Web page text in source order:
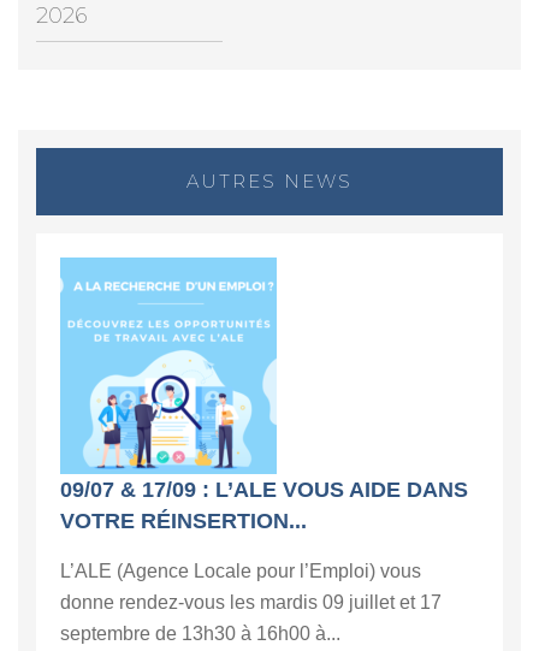
2026
AUTRES NEWS
09/07 & 17/09 : L’ALE VOUS AIDE DANS
VOTRE RÉINSERTION...
L’ALE (Agence Locale pour l’Emploi) vous
donne rendez-vous les mardis 09 juillet et 17
septembre de 13h30 à 16h00 à...